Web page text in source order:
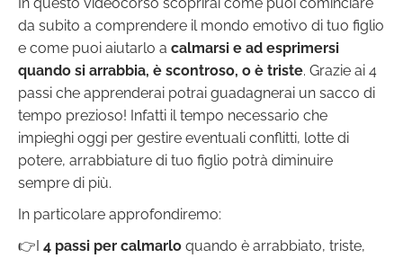
da subito a comprendere il mondo emotivo di tuo figlio
e come puoi aiutarlo a calmarsi e ad esprimersi
quando si arrabbia, è scontroso, o è triste. Grazie ai 4
passi che apprenderai potrai guadagnerai un sacco di
tempo prezioso! Infatti il tempo necessario che
impieghi oggi per gestire eventuali conflitti, lotte di
potere, arrabbiature di tuo figlio potrà diminuire
sempre di più.
In particolare approfondiremo:
👉I 4 passi per calmarlo quando è arrabbiato, triste,